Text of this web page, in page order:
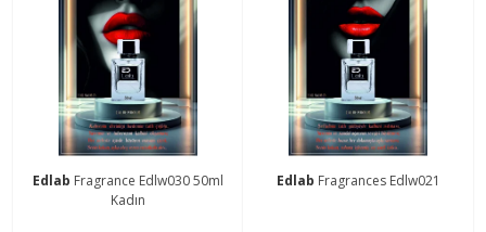
Edlab Fragrance Edlw030 50ml
Kadın
Edlab Fragrances Edlw021